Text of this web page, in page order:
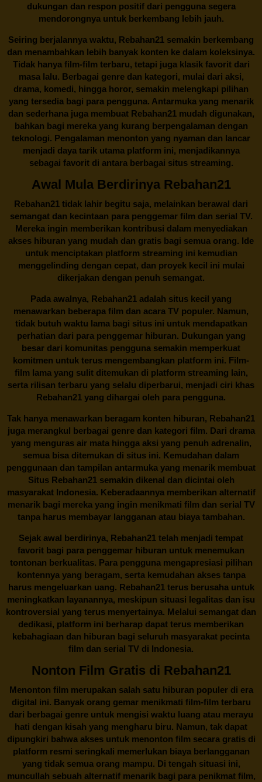
dukungan dan respon positif dari pengguna segera
mendorongnya untuk berkembang lebih jauh.
Seiring berjalannya waktu, Rebahan21 semakin berkembang
dan menambahkan lebih banyak konten ke dalam koleksinya.
Tidak hanya film-film terbaru, tetapi juga klasik favorit dari
masa lalu. Berbagai genre dan kategori, mulai dari aksi,
drama, komedi, hingga horor, semakin melengkapi pilihan
yang tersedia bagi para pengguna. Antarmuka yang menarik
dan sederhana juga membuatRebahan21mudah digunakan,
bahkan bagi mereka yang kurang berpengalaman dengan
teknologi. Pengalaman menonton yang nyaman dan lancar
menjadi daya tarik utama platform ini, menjadikannya
sebagai favorit di antara berbagai situs streaming.
Awal Mula Berdirinya Rebahan21
Rebahan21 tidak lahir begitu saja, melainkan berawal dari
semangat dan kecintaan para penggemar film dan serial TV.
Mereka ingin memberikan kontribusi dalam menyediakan
akses hiburan yang mudah dan gratis bagi semua orang. Ide
untuk menciptakan platform streaming ini kemudian
menggelinding dengan cepat, dan proyek kecil ini mulai
dikerjakan dengan penuh semangat.
Pada awalnya, Rebahan21 adalah situs kecil yang
menawarkan beberapa film dan acara TV populer. Namun,
tidak butuh waktu lama bagi situs ini untuk mendapatkan
perhatian dari para penggemar hiburan. Dukungan yang
besar dari komunitas pengguna semakin memperkuat
komitmen untuk terus mengembangkan platform ini. Film-
film lama yang sulit ditemukan di platform streaming lain,
serta rilisan terbaru yang selalu diperbarui, menjadi ciri khas
Rebahan21 yang dihargai oleh para pengguna.
Tak hanya menawarkan beragam konten hiburan, Rebahan21
juga merangkul berbagai genre dan kategori film. Dari drama
yang menguras air mata hingga aksi yang penuh adrenalin,
semua bisa ditemukan di situs ini. Kemudahan dalam
penggunaan dan tampilan antarmuka yang menarik membuat
Situs Rebahan21semakin dikenal dan dicintai oleh
masyarakat Indonesia. Keberadaannya memberikan alternatif
menarik bagi mereka yang ingin menikmati film dan serial TV
tanpa harus membayar langganan atau biaya tambahan.
Sejak awal berdirinya, Rebahan21 telah menjadi tempat
favorit bagi para penggemar hiburan untuk menemukan
tontonan berkualitas. Para pengguna mengapresiasi pilihan
kontennya yang beragam, serta kemudahan akses tanpa
harus mengeluarkan uang. Rebahan21terus berusaha untuk
meningkatkan layanannya, meskipun situasi legalitas dan isu
kontroversial yang terus menyertainya. Melalui semangat dan
dedikasi, platform ini berharap dapat terus memberikan
kebahagiaan dan hiburan bagi seluruh masyarakat pecinta
film dan serial TV di Indonesia.
Nonton Film Gratis di Rebahan21
Menonton film merupakan salah satu hiburan populer di era
digital ini. Banyak orang gemar menikmati film-film terbaru
dari berbagai genre untuk mengisi waktu luang atau merayu
hati dengan kisah yang mengharu biru. Namun, tak dapat
dipungkiri bahwa akses untuk menonton film secara gratis di
platform resmi seringkali memerlukan biaya berlangganan
yang tidak semua orang mampu. Di tengah situasi ini,
muncullah sebuah alternatif menarik bagi para penikmat film,